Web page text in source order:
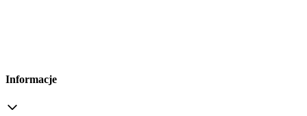
Informacje